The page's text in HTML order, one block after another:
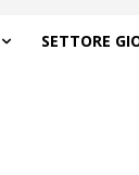
SETTORE